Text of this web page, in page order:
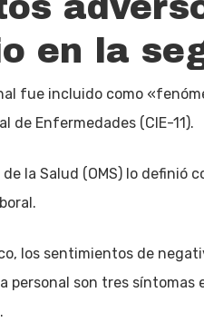
en la
fue incluido como
de Enfermedades (CIE-11).
la Salud (OMS) lo definió
los sentimientos de
personal son tres